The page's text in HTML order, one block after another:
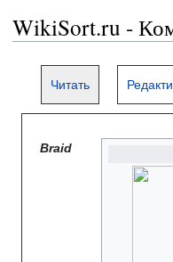
WikiSort.ru -
Читать
Braid